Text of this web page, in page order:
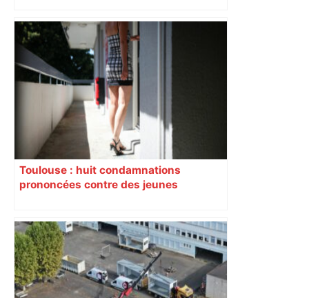
Toulouse : huit condamnations
prononcées contre des jeunes